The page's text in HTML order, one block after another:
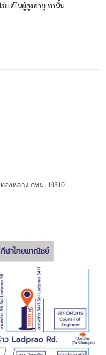
แค่ในผู้สูงอายุเท่านั้น
องหลาง กทม. 10310